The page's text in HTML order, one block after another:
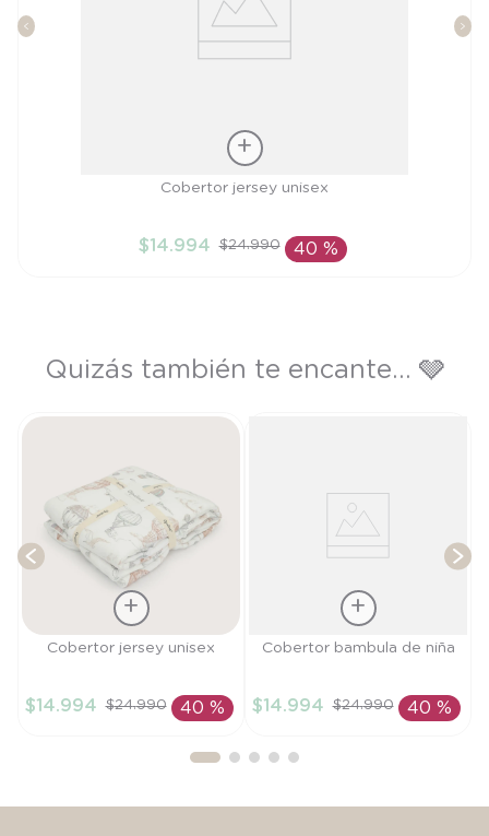
AÑADIR AL CARRITO
Cobertor jersey unisex
$14.994 $24.990 40 %
Quizás también te encante... 🩶
Talla
AÑADIR AL
Cobertor jersey unisex
$14.994 $24.990 40 %
Talla
AÑADIR AL
Cobertor bambula de niña
$14.994 $24.990 40 %